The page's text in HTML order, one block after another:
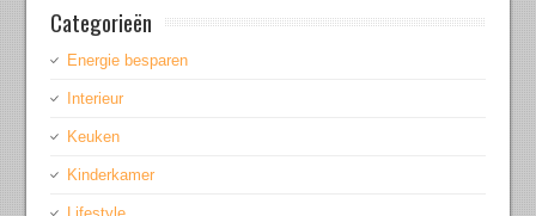
Categorieën
Energie besparen
Interieur
Keuken
Kinderkamer